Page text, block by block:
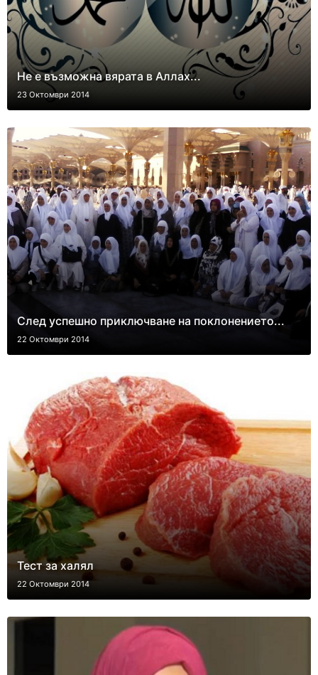
Не е възможна вярата в Аллах...
23 Октомври 2014
След успешно приключване на поклонението...
22 Октомври 2014
Тест за халял
22 Октомври 2014